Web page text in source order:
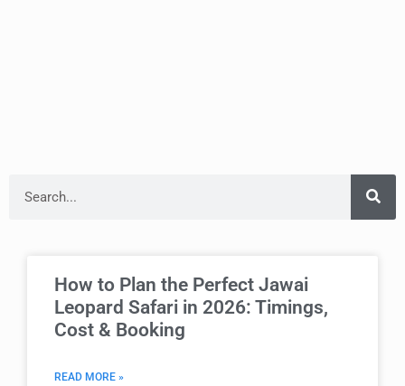
How to Plan the Perfect Jawai
Leopard Safari in 2026: Timings,
Cost & Booking
READ MORE »